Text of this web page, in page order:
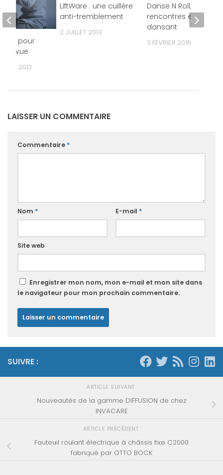
LiftWare : une cuillère
anti-tremblement
2 JUILLET 2013
Danse N Roll,
rencontres en
dansant
3 FÉVRIER 2016
pour
la vue
2012
LAISSER UN COMMENTAIRE
Commentaire *
Nom * E-mail *
Site web
Enregistrer mon nom, mon e-mail et mon site dans
le navigateur pour mon prochain commentaire.
SUIVRE :
ARTICLE SUIVANT
Nouveautés de la gamme DIFFUSION de chez
INVACARE
ARTICLE PRÉCÉDENT
Fauteuil roulant électrique à châssis fixe C2000
fabriqué par OTTO BOCK